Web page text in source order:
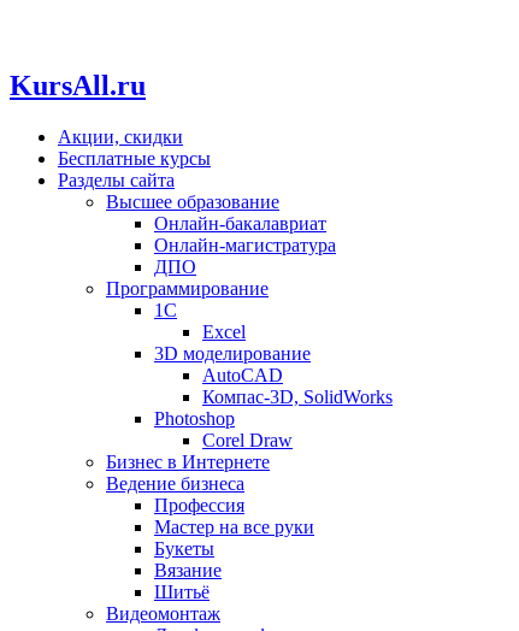
KursAll.ru
Акции, скидки
Бесплатные курсы
Разделы сайта
Высшее образование
Онлайн-бакалавриат
Онлайн-магистратура
ДПО
Программирование
1С
Excel
3D моделирование
AutoCAD
Компас-3D, SolidWorks
Photoshop
Corel Draw
Бизнес в Интернете
Ведение бизнеса
Профессия
Мастер на все руки
Букеты
Вязание
Шитьё
Видеомонтаж